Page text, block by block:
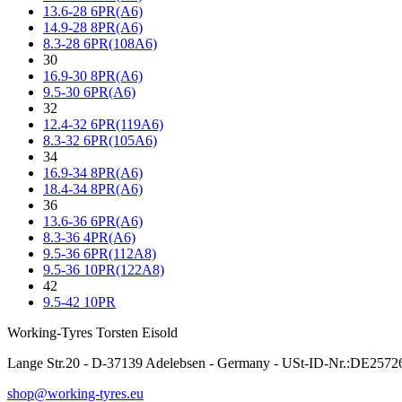
13.6-28 6PR(A6)
14.9-28 8PR(A6)
8.3-28 6PR(108A6)
30
16.9-30 8PR(A6)
9.5-30 6PR(A6)
32
12.4-32 6PR(119A6)
8.3-32 6PR(105A6)
34
16.9-34 8PR(A6)
18.4-34 8PR(A6)
36
13.6-36 6PR(A6)
8.3-36 4PR(A6)
9.5-36 6PR(112A8)
9.5-36 10PR(122A8)
42
9.5-42 10PR
Working-Tyres Torsten Eisold
Lange Str.20 - D-37139 Adelebsen - Germany - USt-ID-
shop@working-tyres.eu